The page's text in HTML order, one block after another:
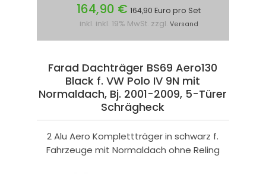
164,90 € 164,90 Euro pro Set
inkl. inkl. 19% MwSt. zzgl. Versand
Farad Dachträger BS69 Aero130
Black f. VW Polo IV 9N mit
Normaldach, Bj. 2001-2009, 5-Türer
Schrägheck
2 Alu Aero Komplettträger in schwarz f.
Fahrzeuge mit Normaldach ohne Reling